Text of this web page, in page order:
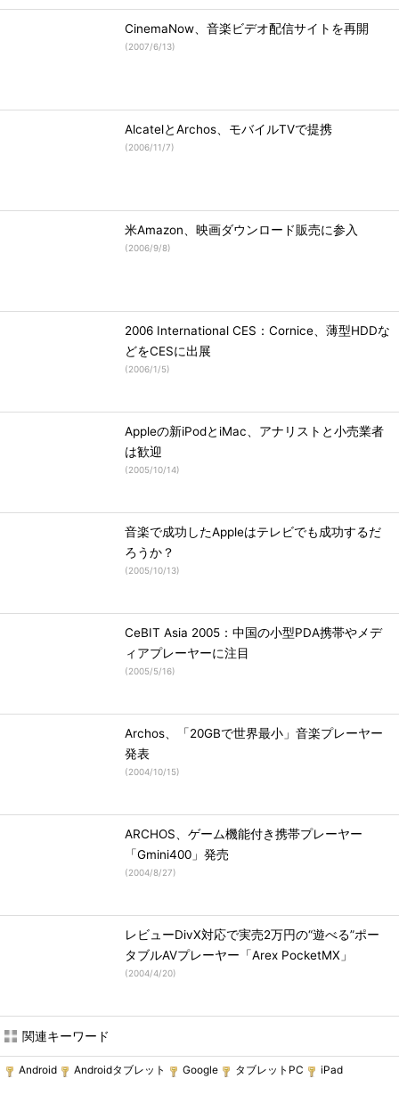
CinemaNow、音楽ビデオ配信サイトを再開
(2007/6/13)
AlcatelとArchos、モバイルTVで提携
(2006/11/7)
米Amazon、映画ダウンロード販売に参入
(2006/9/8)
2006 International CES：Cornice、薄型HDDな
どをCESに出展
(2006/1/5)
Appleの新iPodとiMac、アナリストと小売業者
は歓迎
(2005/10/14)
音楽で成功したAppleはテレビでも成功するだ
ろうか？
(2005/10/13)
CeBIT Asia 2005：中国の小型PDA携帯やメデ
ィアプレーヤーに注目
(2005/5/16)
Archos、「20GBで世界最小」音楽プレーヤー
発表
(2004/10/15)
ARCHOS、ゲーム機能付き携帯プレーヤー
「Gmini400」発売
(2004/8/27)
レビューDivX対応で実売2万円の“遊べる”ポー
タブルAVプレーヤー「Arex PocketMX」
(2004/4/20)
関連キーワード
Android Androidタブレット Google タブレットPC iPad